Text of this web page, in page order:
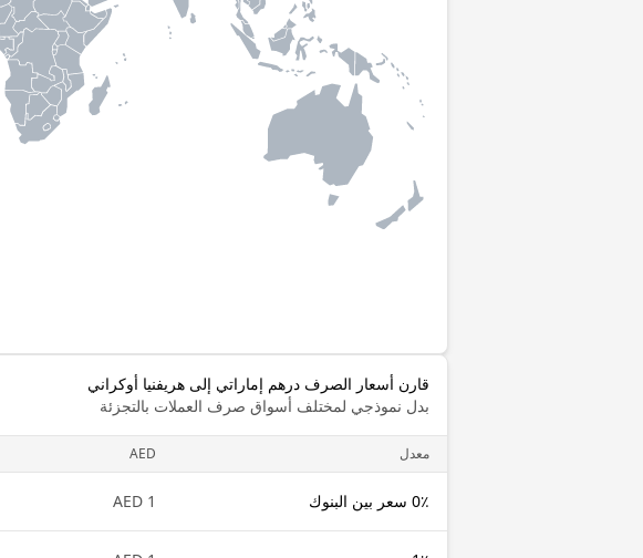
قارن أسعار الصرف درهم إماراتي إلى هريفنيا أوكراني
بدل نموذجي لمختلف أسواق صرف العملات بالتجزئة
معدل AED
0٪ سعر بين البنوك 1 AED